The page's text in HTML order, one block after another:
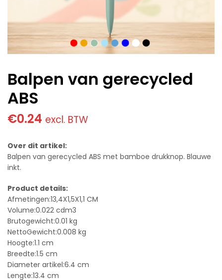
Balpen van gerecycled
ABS
€0.24 excl. BTW
Over dit artikel:
Balpen van gerecycled ABS met bamboe drukknop. Blauwe
inkt.
Product details:
Afmetingen:13,4X1,5X1,1 CM
Volume:0.022 cdm3
Brutogewicht:0.01 kg
NettoGewicht:0.008 kg
Hoogte:1.1 cm
Breedte:1.5 cm
Diameter artikel:6.4 cm
Lengte:13.4 cm